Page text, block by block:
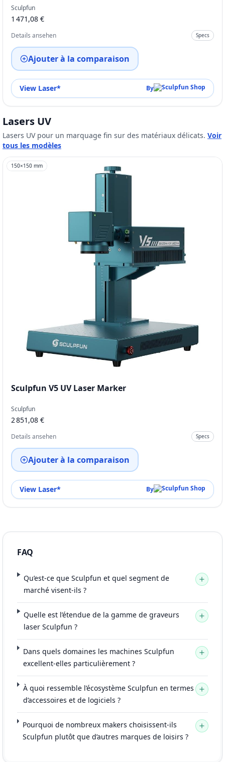
Sculpfun
1 471,08 €
Details ansehen Specs
Ajouter à la comparaison
View Laser* By
Lasers UV
Lasers UV pour un marquage fin sur des matériaux délicats. Voir
tous les modèles
150×150 mm
Sculpfun V5 UV Laser Marker
Sculpfun
2 851,08 €
Details ansehen Specs
Ajouter à la comparaison
View Laser* By
FAQ
Qu’est-ce que Sculpfun et quel segment de
marché visent-ils ?
Quelle est l’étendue de la gamme de graveurs
laser Sculpfun ?
Dans quels domaines les machines Sculpfun
excellent-elles particulièrement ?
À quoi ressemble l’écosystème Sculpfun en termes
d’accessoires et de logiciels ?
Pourquoi de nombreux makers choisissent-ils
Sculpfun plutôt que d’autres marques de loisirs ?